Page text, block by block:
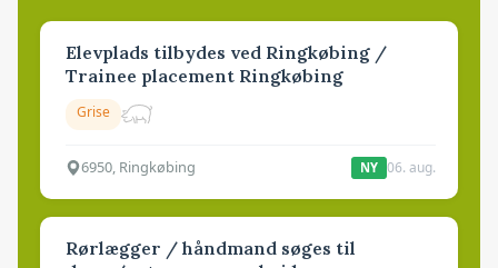
Elevplads tilbydes ved Ringkøbing /
Trainee placement Ringkøbing
Grise
6950, Ringkøbing NY 06. aug.
Rørlægger / håndmand søges til